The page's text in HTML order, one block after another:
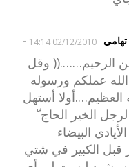
02/12/2010 14:14
-
الرحيم…….(( وقل
عملكم ورسوله
105 ))صدق الله العظيم….أولا أستهل
الخير الحاج
البيضاء
قبل الكبير في شتي